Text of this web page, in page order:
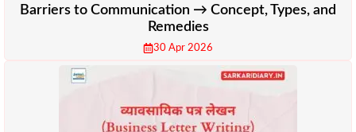
Barriers to Communication → Concept, Types, and
Remedies
30 Apr 2026